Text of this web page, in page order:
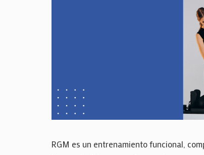
RGM es un entrenamiento funcional,